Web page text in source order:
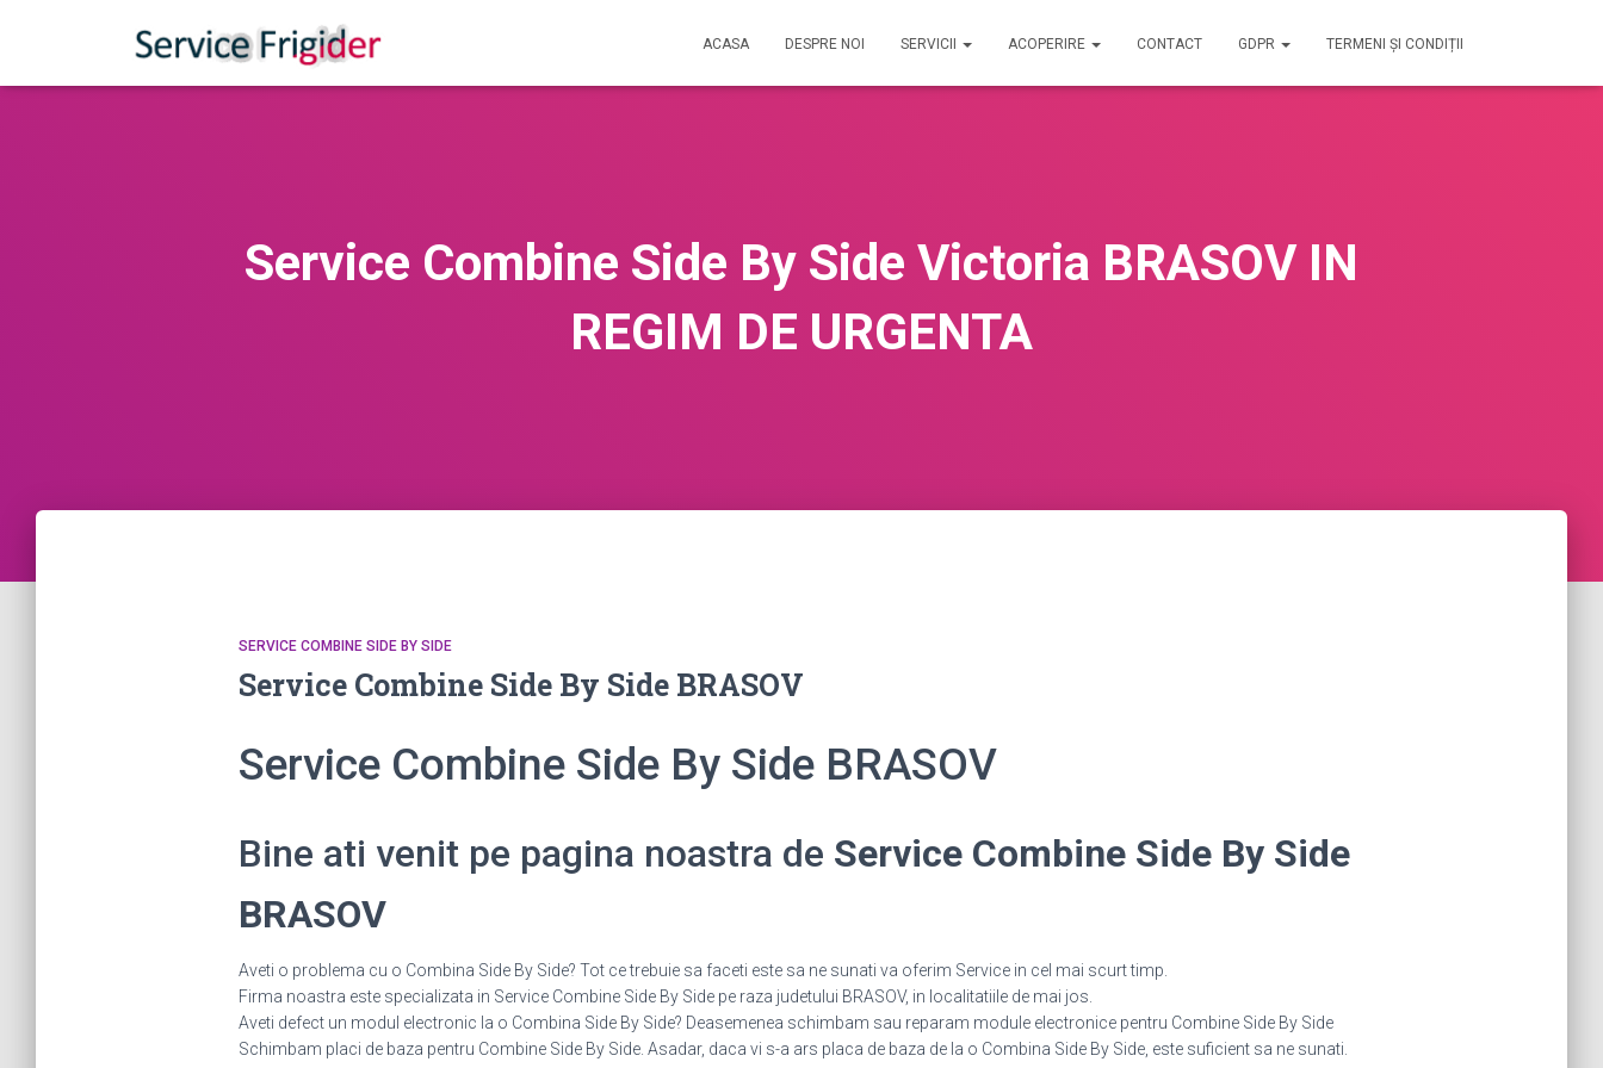
ACASA DESPRE NOI SERVICII ACOPERIRE CONTACT GDPR TERMENI ȘI CONDIȚII
Service Combine Side By Side Victoria BRASOV IN
REGIM DE URGENTA
SERVICE COMBINE SIDE BY SIDE
Service Combine Side By Side BRASOV
Service Combine Side By Side BRASOV
Bine ati venit pe pagina noastra de Service Combine Side By Side
BRASOV
Aveti o problema cu o Combina Side By Side? Tot ce trebuie sa faceti este sa ne sunati va oferim Service in cel mai scurt timp.
Firma noastra este specializata in Service Combine Side By Side pe raza judetului BRASOV, in localitatiile de mai jos.
Aveti defect un modul electronic la o Combina Side By Side? Deasemenea schimbam sau reparam module electronice pentru Combine Side By Side
Schimbam placi de baza pentru Combine Side By Side. Asadar, daca vi s-a ars placa de baza de la o Combina Side By Side, este suficient sa ne sunati.